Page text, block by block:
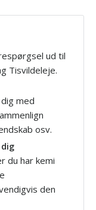
ud til
Tisvildeleje.
med
osv.
du har kemi
den